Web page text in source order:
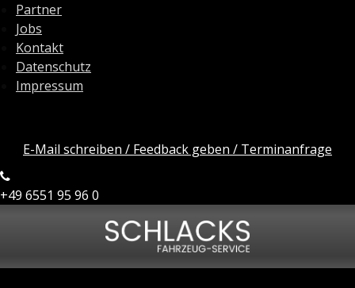
Partner
Jobs
Kontakt
Datenschutz
Impressum
E-Mail schreiben / Feedback geben / Terminanfrage
+49 6551 95 96 0